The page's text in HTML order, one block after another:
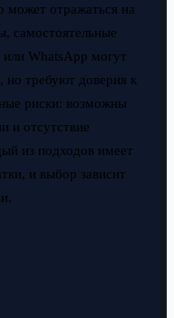
может отражаться на
самостоятельные
или WhatsApp могут
требуют доверия к
риски: возможны
и отсутствие
из подходов имеет
и выбор зависит